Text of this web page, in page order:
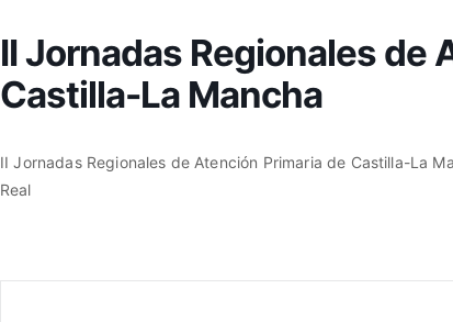
II Jornadas Regionales de
Castilla-La Mancha
II Jornadas Regionales de Atención Primaria de Castilla-La
Real